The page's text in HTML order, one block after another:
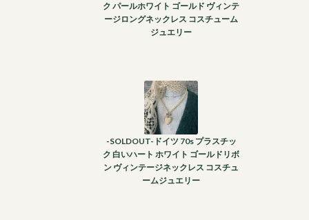
ク パールホワイト ゴールド ヴィンテ
ージロングネックレス コスチューム
ジュエリー
-SOLDOUT-ドイツ 70s プラスチッ
ク 白いハート ホワイト ゴールドリボ
ン ヴィンテージネックレス コスチュ
ームジュエリー